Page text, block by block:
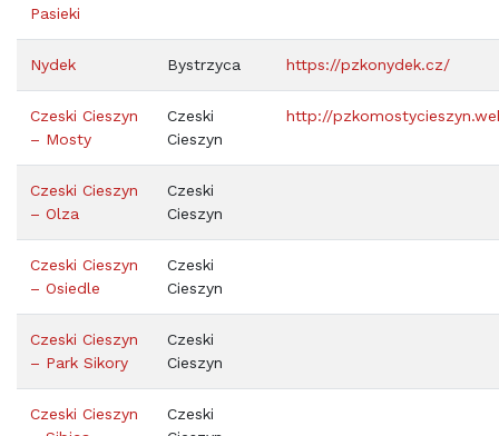
Pasieki
Nydek Bystrzyca https://pzkonydek.cz/
Czeski Cieszyn
– Mosty
Czeski
Cieszyn
http://
Czeski Cieszyn
– Olza
Czeski
Cieszyn
Czeski Cieszyn
– Osiedle
Czeski
Cieszyn
Czeski Cieszyn
– Park Sikory
Czeski
Cieszyn
Czeski Cieszyn
Czeski